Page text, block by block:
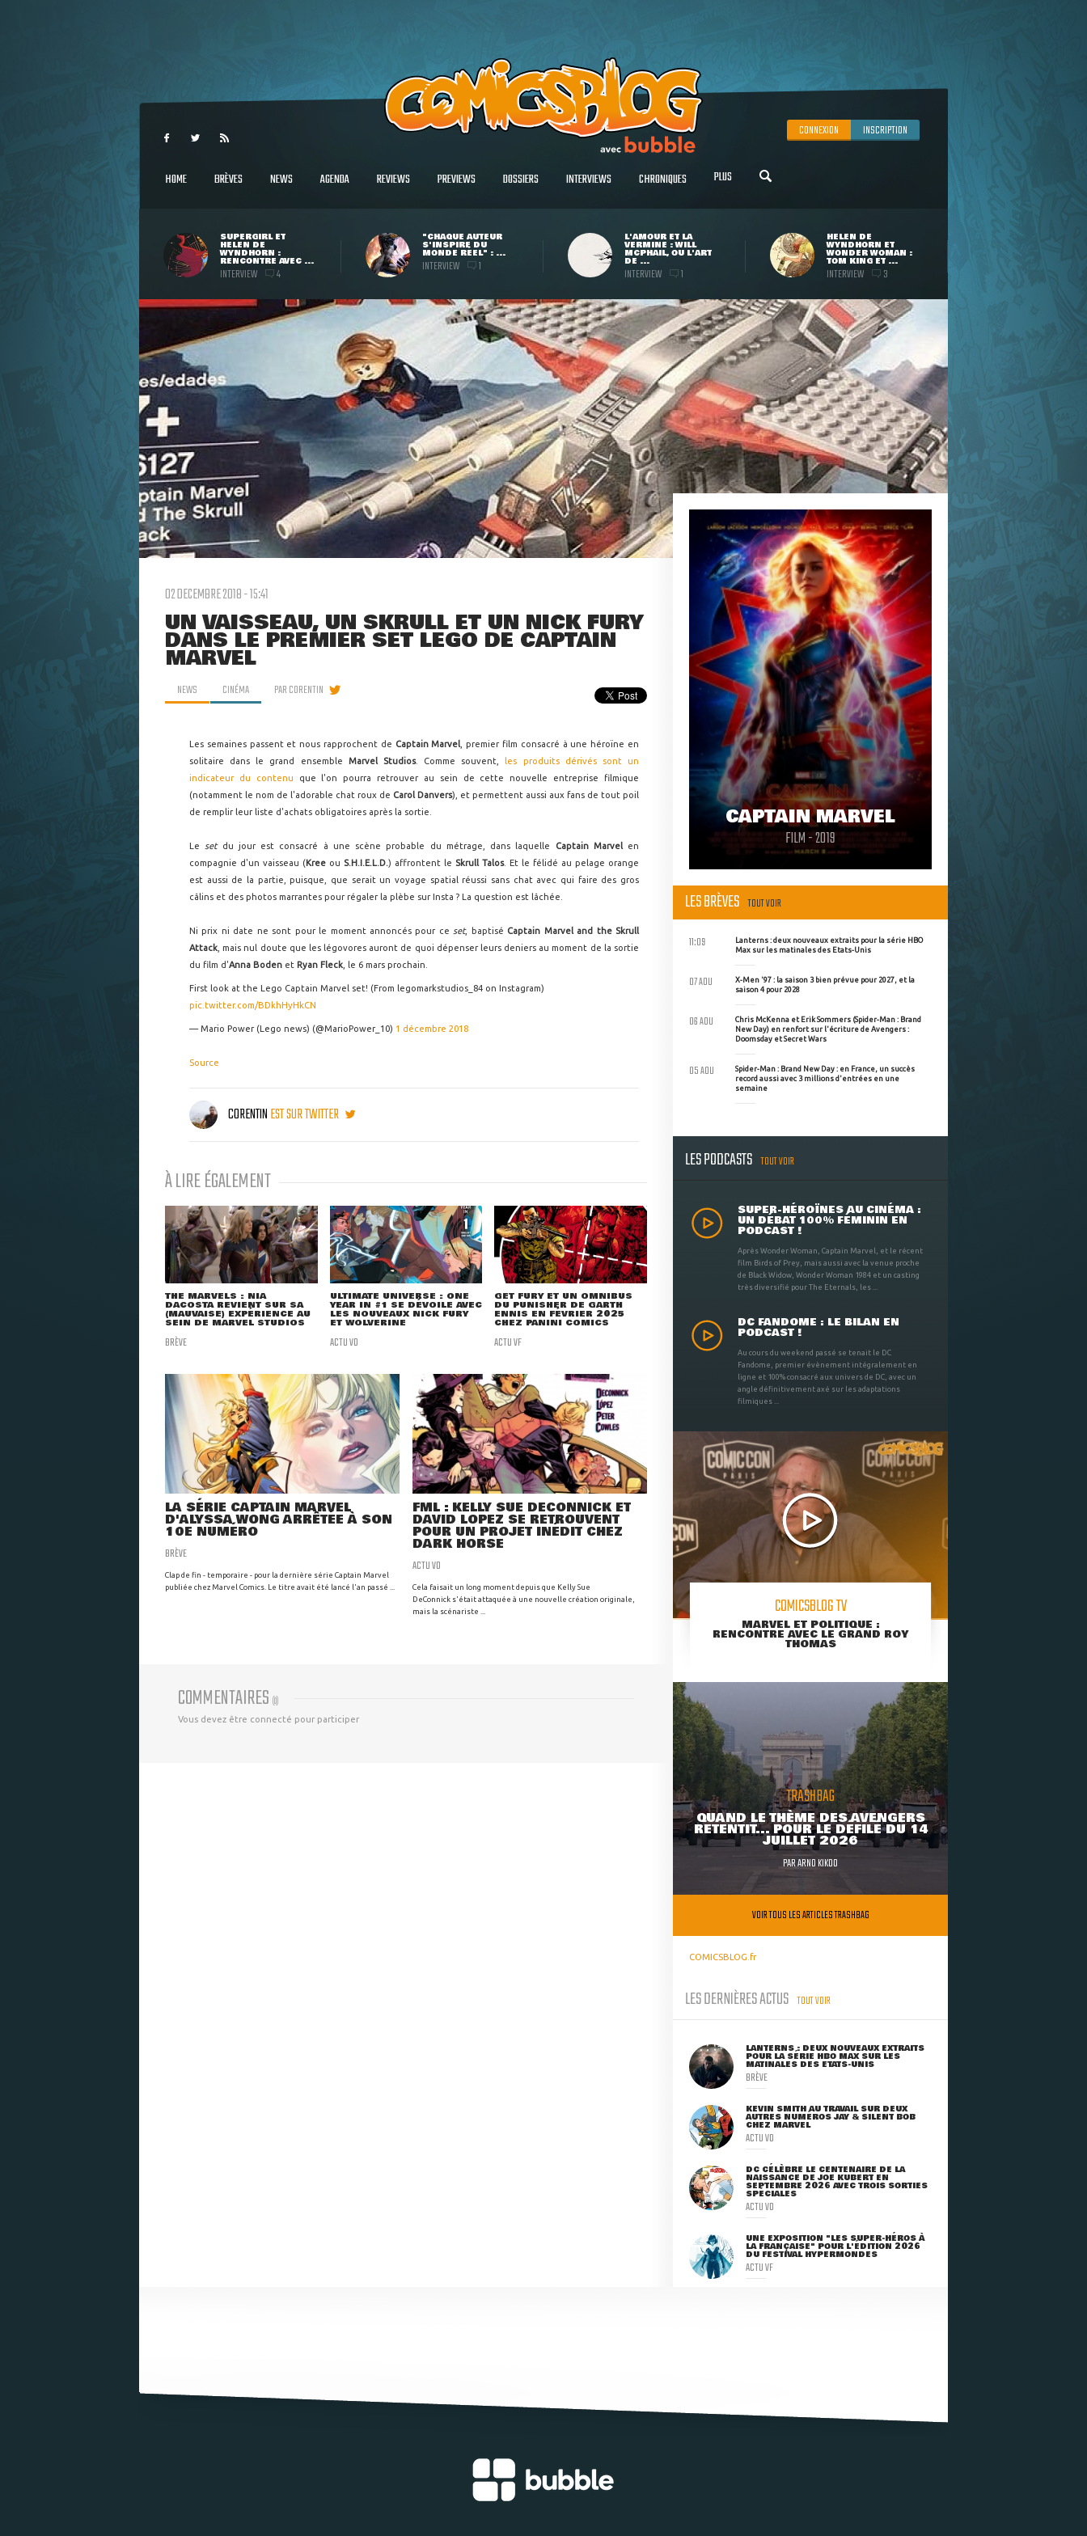
CONNEXION INSCRIPTION
HOME BRÈVES NEWS AGENDA REVIEWS PREVIEWS DOSSIERS INTERVIEWS CHRONIQUES PLUS
SUPERGIRL ET
HELEN DE
WYNDHORN :
RENCONTRE AVEC ...
INTERVIEW 4
"CHAQUE AUTEUR
S'INSPIRE DU
MONDE RÉEL" : ...
INTERVIEW 1
L'AMOUR ET LA
VERMINE : WILL
MCPHAIL, OU L'ART
DE ...
INTERVIEW 1
HELEN DE
WYNDHORN ET
WONDER WOMAN :
TOM KING ET ...
INTERVIEW 3
02 DECEMBRE 2018 - 15:41
UN VAISSEAU, UN SKRULL ET UN NICK FURY
DANS LE PREMIER SET LEGO DE CAPTAIN
MARVEL
NEWS CINÉMA PARCORENTIN
Les semaines passent et nous rapprochent de Captain Marvel , premier film consacré à une héroïne en
solitaire dans le grand ensemble Marvel Studios. Comme souvent, les produits dérivés sont un
indicateur du contenu que l'on pourra retrouver au sein de cette nouvelle entreprise filmique
(notamment le nom de l'adorable chat roux de Carol Danvers), et permettent aussi aux fans de tout poil
de remplir leur liste d'achats obligatoires après la sortie.
Le setdu jour est consacré à une scène probable du métrage, dans laquelle Captain Marvelen
compagnie d'un vaisseau (Kree ou S.H.I.E.L.D.) affrontent le Skrull Talos. Et le félidé au pelage orange
est aussi de la partie, puisque, que serait un voyage spatial réussi sans chat avec qui faire des gros
câlins et des photos marrantes pour régaler la plèbe sur Insta ? La question est lâchée.
Ni prix ni date ne sont pour le moment annoncés pour ce set, baptisé Captain Marvel and the Skrull
Attack , mais nul doute que les légovores auront de quoi dépenser leurs deniers au moment de la sortie
du film d'Anna Boden et Ryan Fleck , le 6 mars prochain.
First look at the Lego Captain Marvel set! (From legomarkstudios_84 on Instagram)
pic.twitter.com/BDkhHyHkCN
— Mario Power (Lego news) (@MarioPower_10) 1 décembre 2018
Source
CORENTINEST SUR TWITTER
À LIRE ÉGALEMENT
THE MARVELS : NIA
DACOSTA REVIENT SUR SA
(MAUVAISE) EXPÉRIENCE AU
SEIN DE MARVEL STUDIOS
BRÈVE
ULTIMATE UNIVERSE : ONE
YEAR IN #1 SE DÉVOILE AVEC
LES NOUVEAUX NICK FURY
ET WOLVERINE
ACTU VO
GET FURY ET UN OMNIBUS
DU PUNISHER DE GARTH
ENNIS EN FÉVRIER 2025
CHEZ PANINI COMICS
ACTU VF
LA SÉRIE CAPTAIN MARVEL
D'ALYSSA WONG ARRÊTÉE À SON
10E NUMÉRO
BRÈVE
Clap de fin - temporaire - pour la dernière série Captain Marvel
publiée chez Marvel Comics. Le titre avait été lancé l'an passé ...
FML : KELLY SUE DECONNICK ET
DAVID LOPEZ SE RETROUVENT
POUR UN PROJET INÉDIT CHEZ
DARK HORSE
ACTU VO
Cela faisait un long moment depuis que Kelly Sue
DeConnick s'était attaquée à une nouvelle création originale,
mais la scénariste ...
COMMENTAIRES (0)
Vous devez être connecté pour participer
CAPTAIN MARVEL
FILM - 2019
LES BRÈVES TOUT VOIR
Lanterns : deux nouveaux extraits pour la série HBO
Max sur les matinales des Etats-Unis
11:09
X-Men '97 : la saison 3 bien prévue pour 2027, et la
saison 4 pour 2028
07 AOU
Chris McKenna et Erik Sommers (Spider-Man : Brand
New Day) en renfort sur l'écriture de Avengers :
Doomsday et Secret Wars
06 AOU
Spider-Man : Brand New Day : en France, un succès
record aussi avec 3 millions d'entrées en une
semaine
05 AOU
LES PODCASTS TOUT VOIR
SUPER-HÉROÏNES AU CINÉMA :
UN DÉBAT 100% FÉMININ EN
PODCAST !
Après Wonder Woman, Captain Marvel, et le récent
film Birds of Prey, mais aussi avec la venue proche
de Black Widow, Wonder Woman 1984 et un casting
très diversifié pour The Eternals, les ...
DC FANDOME : LE BILAN EN
PODCAST !
Au cours du weekend passé se tenait le DC
Fandome, premier évènement intégralement en
ligne et 100% consacré aux univers de DC, avec un
angle définitivement axé sur les adaptations
filmiques ...
COMICSBLOG TV
MARVEL ET POLITIQUE :
RENCONTRE AVEC LE GRAND ROY
THOMAS
TRASHBAG
QUAND LE THÈME DES AVENGERS
RETENTIT... POUR LE DÉFILÉ DU 14
JUILLET 2026
PARARNO KIKOO
VOIR TOUS LES ARTICLES TRASHBAG
COMICSBLOG.fr
LES DERNIÈRES ACTUS TOUT VOIR
LANTERNS : DEUX NOUVEAUX EXTRAITS
POUR LA SÉRIE HBO MAX SUR LES
MATINALES DES ETATS-UNIS
BRÈVE
KEVIN SMITH AU TRAVAIL SUR DEUX
AUTRES NUMÉROS JAY & SILENT BOB
CHEZ MARVEL
ACTU VO
DC CÉLÈBRE LE CENTENAIRE DE LA
NAISSANCE DE JOE KUBERT EN
SEPTEMBRE 2026 AVEC TROIS SORTIES
SPÉCIALES
ACTU VO
UNE EXPOSITION "LES SUPER-HÉROS À
LA FRANÇAISE" POUR L'ÉDITION 2026
DU FESTIVAL HYPERMONDES
ACTU VF